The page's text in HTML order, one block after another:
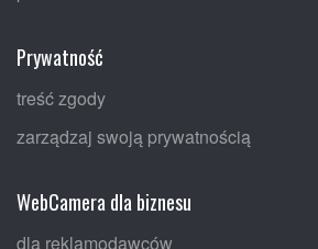
Prywatność
treść zgody
zarządzaj swoją prywatnością
WebCamera dla biznesu
dla reklamodawców